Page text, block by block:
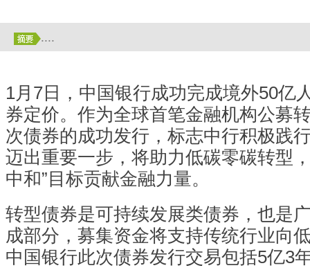
....
1月7日，中国银行成功完成境外50亿
券定价。作为全球首笔金融机构公募
次债券的成功发行，标志中行积极践
迈出重要一步，将助力低碳零碳转型
中和”目标贡献金融力量。
转型债券是可持续发展类债券，也是
成部分，募集资金将支持传统行业向
中国银行此次债券发行交易包括5亿3